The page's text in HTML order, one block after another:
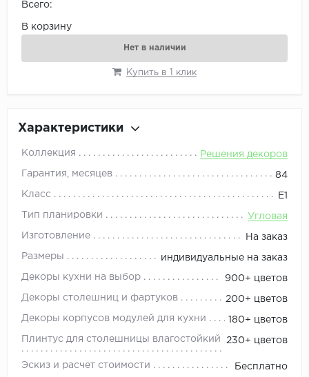
Всего:
В корзину
Нет в наличии
Купить в 1 клик
Характеристики
Коллекция Решения декоров
Гарантия, месяцев 84
Класс Е1
Тип планировки Угловая
Изготовление На заказ
Размеры индивидуальные на заказ
Декоры кухни на выбор 900+ цветов
Декоры столешниц и фартуков 200+ цветов
Декоры корпусов модулей для кухни 180+ цветов
Плинтус для столешницы влагостойкий 230+ цветов
Эскиз и расчет стоимости Бесплатно